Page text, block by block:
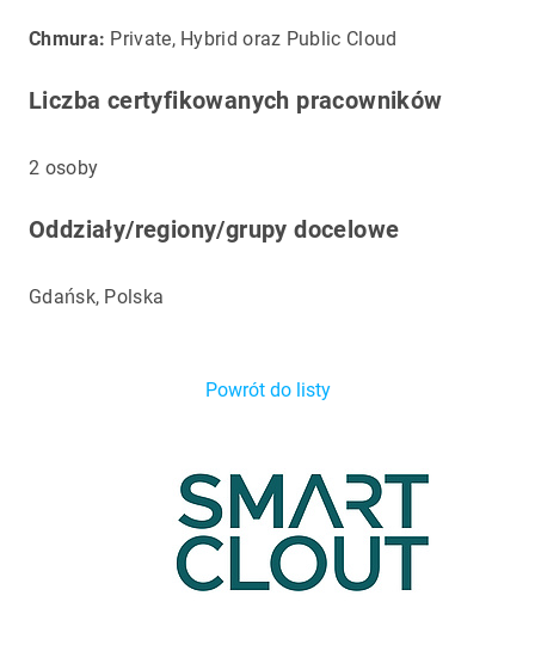
Chmura: Private, Hybrid oraz Public Cloud
Liczba certyfikowanych pracowników
2 osoby
Oddziały/regiony/grupy docelowe
Gdańsk, Polska
Powrót do listy